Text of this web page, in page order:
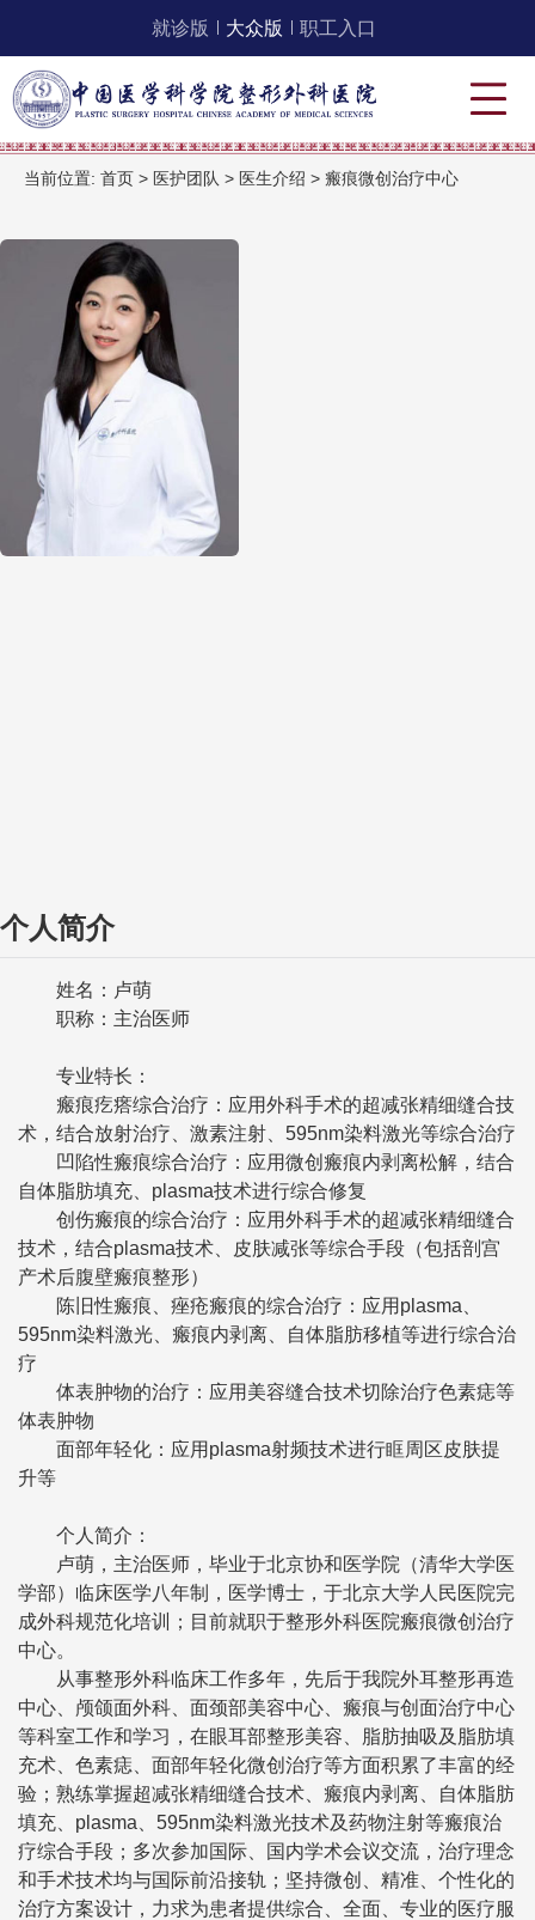
就诊版 大众版 职工入口
当前位置: 首页 > 医护团队 > 医生介绍 > 瘢痕微创治疗中心
个人简介
姓名：卢萌
职称：主治医师
专业特长：
瘢痕疙瘩综合治疗：应用外科手术的超减张精细缝合技
术，结合放射治疗、激素注射、595nm染料激光等综合治疗
凹陷性瘢痕综合治疗：应用微创瘢痕内剥离松解，结合
自体脂肪填充、plasma技术进行综合修复
创伤瘢痕的综合治疗：应用外科手术的超减张精细缝合
技术，结合plasma技术、皮肤减张等综合手段（包括剖宫
产术后腹壁瘢痕整形）
陈旧性瘢痕、痤疮瘢痕的综合治疗：应用plasma、
595nm染料激光、瘢痕内剥离、自体脂肪移植等进行综合治
疗
体表肿物的治疗：应用美容缝合技术切除治疗色素痣等
体表肿物
面部年轻化：应用plasma射频技术进行眶周区皮肤提
升等
个人简介：
卢萌，主治医师，毕业于北京协和医学院（清华大学医
学部）临床医学八年制，医学博士，于北京大学人民医院完
成外科规范化培训；目前就职于整形外科医院瘢痕微创治疗
中心。
从事整形外科临床工作多年，先后于我院外耳整形再造
中心、颅颌面外科、面颈部美容中心、瘢痕与创面治疗中心
等科室工作和学习，在眼耳部整形美容、脂肪抽吸及脂肪填
充术、色素痣、面部年轻化微创治疗等方面积累了丰富的经
验；熟练掌握超减张精细缝合技术、瘢痕内剥离、自体脂肪
填充、plasma、595nm染料激光技术及药物注射等瘢痕治
疗综合手段；多次参加国际、国内学术会议交流，治疗理念
和手术技术均与国际前沿接轨；坚持微创、精准、个性化的
治疗方案设计，力求为患者提供综合、全面、专业的医疗服